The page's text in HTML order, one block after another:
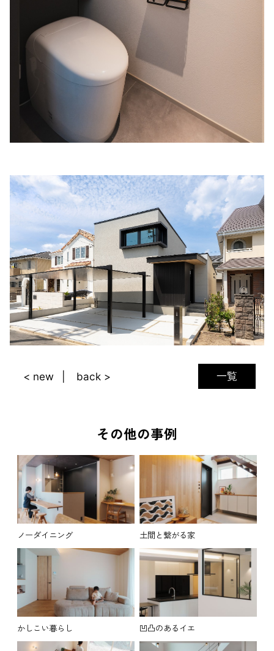
一覧
< new back >
その他の事例
ノーダイニング 土間と繋がる家
かしこい暮らし 凹凸のあるイエ